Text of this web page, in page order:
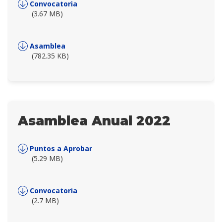
Convocatoria
(3.67 MB)
Asamblea
(782.35 KB)
Asamblea Anual 2022
Puntos a Aprobar
(5.29 MB)
Convocatoria
(2.7 MB)